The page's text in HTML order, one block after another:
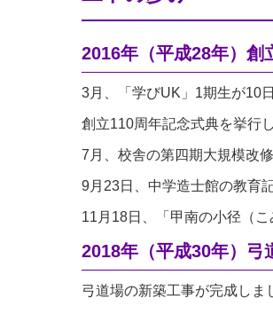
2016年（平成28年）創
3月、「学びUK」1期生が10
創立110周年記念式典を挙行
7月、校舎の第四期大規模改
9月23日、中学造士館の教育
11月18日、「甲南の小径（こ
2018年（平成30年）弓
弓道場の新築工事が完成しま